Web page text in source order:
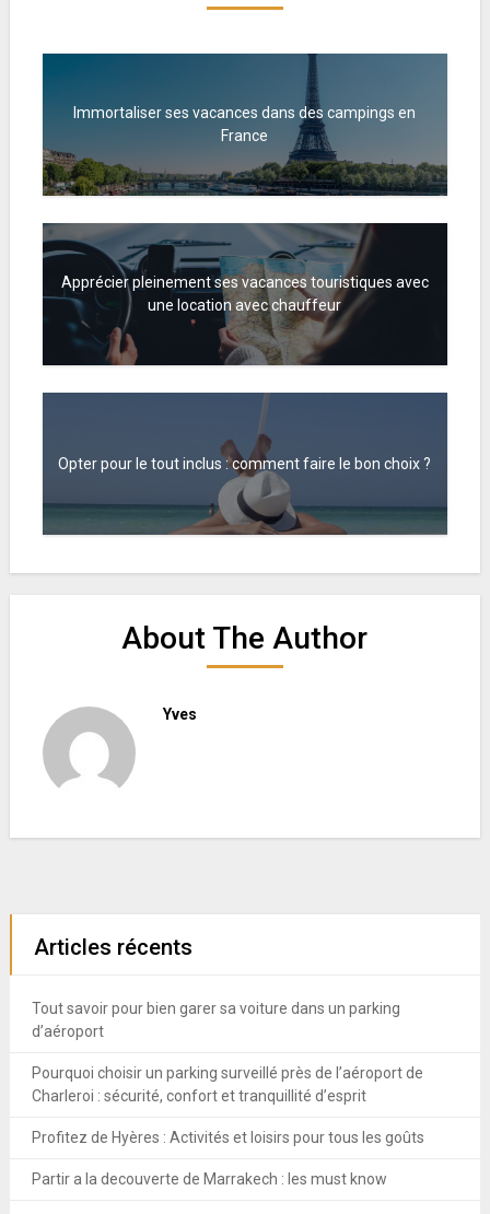
Immortaliser ses vacances dans des campings en
France
Apprécier pleinement ses vacances touristiques avec
une location avec chauffeur
Opter pour le tout inclus : comment faire le bon choix ?
About The Author
Yves
Articles récents
Tout savoir pour bien garer sa voiture dans un parking
d’aéroport
Pourquoi choisir un parking surveillé près de l’aéroport de
Charleroi : sécurité, confort et tranquillité d’esprit
Profitez de Hyères : Activités et loisirs pour tous les goûts
Partir a la decouverte de Marrakech : les must know